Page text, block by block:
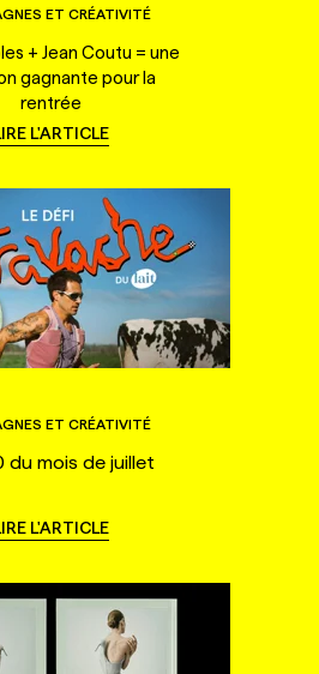
ET CRÉATIVITÉ
+ Jean Coutu = une
gagnante pour la
rentrée
L'ARTICLE
ET CRÉATIVITÉ
du mois de juillet
L'ARTICLE